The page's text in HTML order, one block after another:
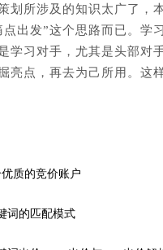
划所涉及的知识太广了，
点出发”这个思路而已。学
学习对手，尤其是头部对
亮点，再去为己所用。这
质的竞价账户
词的匹配模式